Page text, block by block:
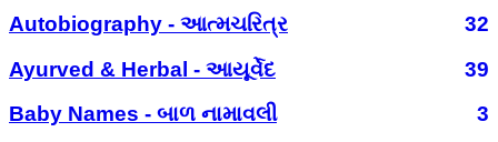
Autobiography - આત્મચરિત્ર
32
Ayurved & Herbal - આયૂર્વેદ
39
Baby Names - બાળ નામાવલી
3